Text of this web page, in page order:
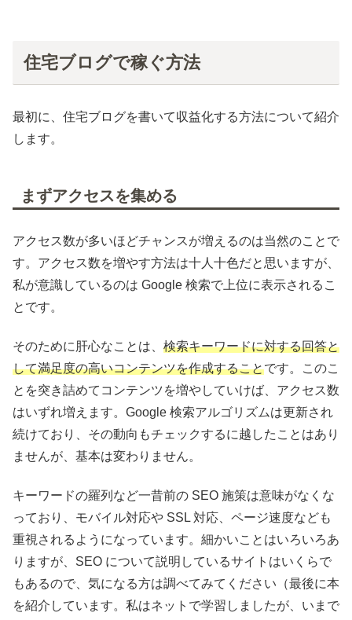
住宅ブログで稼ぐ方法
最初に、住宅ブログを書いて収益化する方法について紹介
します。
まずアクセスを集める
アクセス数が多いほどチャンスが増えるのは当然のことで
す。アクセス数を増やす方法は十人十色だと思いますが、
私が意識しているのは Google 検索で上位に表示されるこ
とです。
そのために肝心なことは、 検索キーワードに対する回答と
して満足度の高いコンテンツを作成することです。このこ
とを突き詰めてコンテンツを増やしていけば、アクセス数
はいずれ増えます。Google 検索アルゴリズムは更新され
続けており、その動向もチェックするに越したことはあり
ませんが、基本は変わりません。
キーワードの羅列など一昔前の SEO 施策は意味がなくな
っており、モバイル対応や SSL 対応、ページ速度なども
重視されるようになっています。細かいことはいろいろあ
りますが、SEO について説明しているサイトはいくらで
もあるので、気になる方は調べてみてください（最後に本
を紹介しています。私はネットで学習しましたが、いまで